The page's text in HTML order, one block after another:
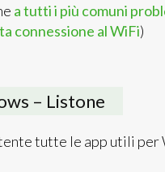
a tutti i più comuni
connessione al WiFi)
– Listone
tutte le app utili per